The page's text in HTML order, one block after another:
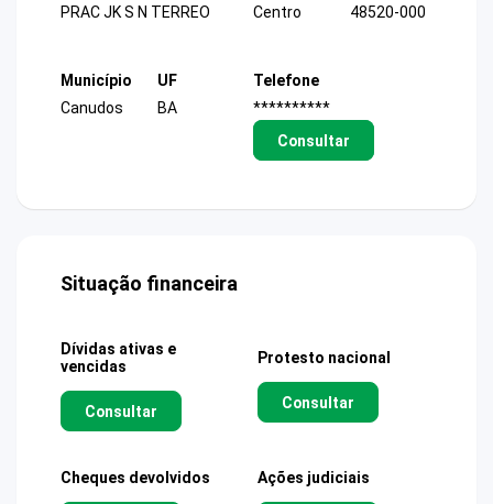
PRAC JK S N TERREO
Centro
48520-000
Município
Canudos
UF
BA
Telefone
**********
Consultar
Situação financeira
Dívidas ativas e
vencidas
Consultar
Protesto nacional
Consultar
Cheques devolvidos Ações judiciais